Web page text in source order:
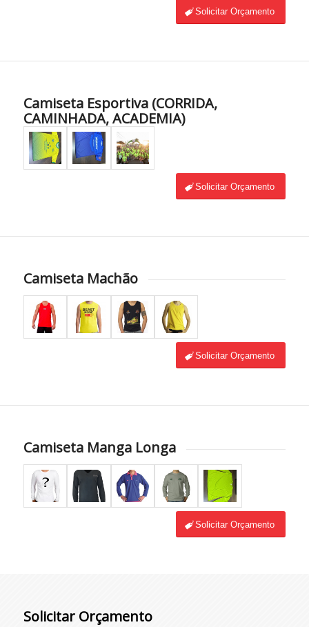
Solicitar Orçamento
Camiseta Esportiva (CORRIDA,
CAMINHADA, ACADEMIA)
Solicitar Orçamento
Camiseta Machão
Solicitar Orçamento
Camiseta Manga Longa
Solicitar Orçamento
Solicitar Orçamento